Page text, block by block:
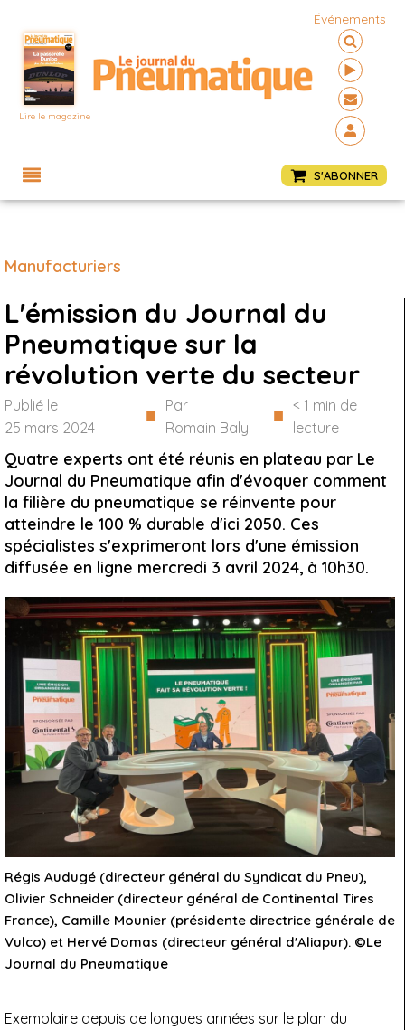
Lire le magazine
Événements
S'ABONNER
Manufacturiers
L'émission du Journal du
Pneumatique sur la
révolution verte du secteur
Publié le
25 mars 2024
■ Par
Romain Baly
■ < 1 min de
lecture
Quatre experts ont été réunis en plateau par Le
Journal du Pneumatique afin d'évoquer comment
la filière du pneumatique se réinvente pour
atteindre le 100 % durable d'ici 2050. Ces
spécialistes s'exprimeront lors d'une émission
diffusée en ligne mercredi 3 avril 2024, à 10h30.
Régis Audugé (directeur général du Syndicat du Pneu),
Olivier Schneider (directeur général de Continental Tires
France), Camille Mounier (présidente directrice générale de
Vulco) et Hervé Domas (directeur général d'Aliapur). ©Le
Journal du Pneumatique
Exemplaire depuis de longues années sur le plan du